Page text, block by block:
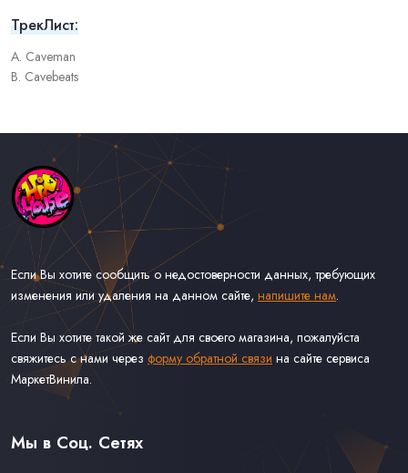
ТрекЛист:
A. Caveman
B. Cavebeats
Если Вы хотите сообщить о недостоверности данных, требующих
изменения или удаления на данном сайте, напишите нам.
Если Вы хотите такой же сайт для своего магазина, пожалуйста
свяжитесь с нами через форму обратной связи на сайте сервиса
МаркетВинила.
Каталог Музыки на Виниле В Наличии
Доставка и Оплата
Мы в Соц. Сетях